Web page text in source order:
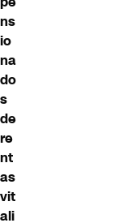
ns
io
na
do
s
de
re
nt
as
vit
ali